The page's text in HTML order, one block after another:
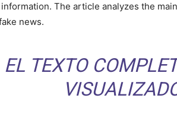
The article analyzes the
news.
EL TEXTO